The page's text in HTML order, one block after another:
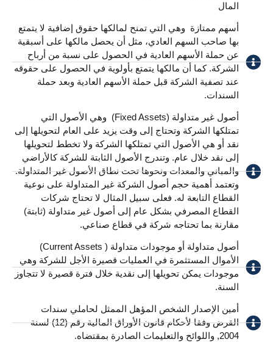
المال
أسهم ممتازة ​ وهي التي تمنح لمالكها حقوق إضافية لا يتمتع
بها صاحب السهم العادي، مثل أن يحصل مالكها على أسبقية
عن حملة الأسهم العادية في الحصول على نسبة من أرباح
الشركة. كما أن مالكها يتمتع بأولوية في الحصول على حقوقه
عند تصفية الشركة قبل حملة الأسهم العادية وبعد حملة
السندات.
أصول غير متداولة (Fixed Assets) ​ وهي الأصول التي
تمتلكها الشركة وتحتاج إلى وقت يزيد على العام لتحويلها إلى
نقد أو هي الأصول التي تمتلكها الشركة ولا تخطط لتحويلها
إلى نقد خلال عام. وتندرج الأصول الثابتة للشركة كالأراضي
والمباني والمعدات ونحوها تحت نطاق الأصول غير المتداولة.
وتعتمد أهمية حجم أصول الشركة غير المتداولة على نوعية
القطاع التابعة له. فعلى سبيل المثال لا تحتاج شركات
القطاع المصرفي بشكل عام إلى أصول غير متداولة (ثابتة)
مقارنة بما تحتاجه شركة في قطاع صناعي.
أصول متداولة أو موجودات متداولة ( Current Assets)
الأموال المستثمرة في العمليات قصيرة الأجل للشركة وهي
موجودات يمكن تحويلها إلى نقدية خلال فترة قصيرة لا تتجاوز
السنة.
أمين الإصدار الشخص المؤهل الممثل لحاملي سندات
القرض وفقا لأحكام قانون الأوراق المالية رقم (12) لسنة
2004, واللوائح والتعليمات الصادرة بمقتضاه.